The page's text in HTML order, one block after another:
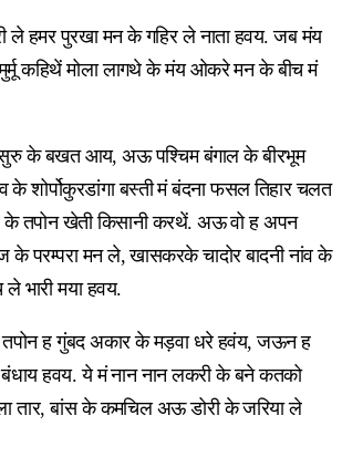
ले हमर पुरखा मन के गहिर ले नाता हवय. जब मंय
कहिथें मोला लागथे के मंय ओकरे मन के बीच मं
के बखत आय, अऊ पश्चिम बंगाल के बीरभूम
के शोर्पोकुरडांगा बस्ती मं बंदना फसल तिहार चलत
के तपोन खेती किसानी करथें. अऊ वो ह अपन
के परम्परा मन ले, खासकरके चादोर बादनी नांव के
ले भारी मया हवय.
तपोन ह गुंबद अकार के मड़वा धरे हवंय, जऊन ह
हवय. ये मं नान नान लकरी के बने कतको
तार, बांस के कमचिल अऊ डोरी के जरिया ले